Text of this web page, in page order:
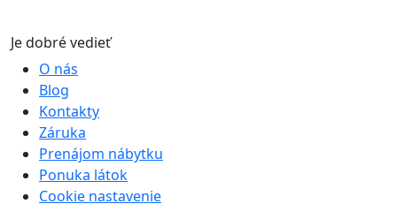
Je dobré vedieť
O nás
Blog
Kontakty
Záruka
Prenájom nábytku
Ponuka látok
Cookie nastavenie